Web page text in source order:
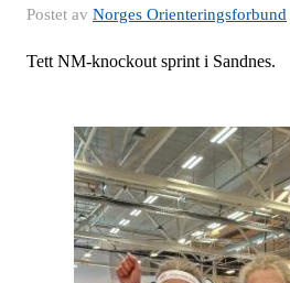
Postet av Norges Orienteringsforbund
Tett NM-knockout sprint i Sandnes.